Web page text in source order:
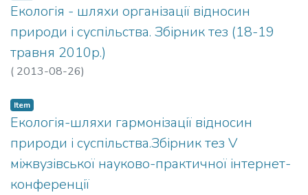
Екологія - шляхи організації відносин
природи і суспільства. Збірник тез (18-19
травня 2010р.)
( 2013-08-26)
Item
Екологія-шляхи гармонізації відносин
природи і суспільства.Збірник тез V
міжвузівської науково-практичної інтернет-
конференції